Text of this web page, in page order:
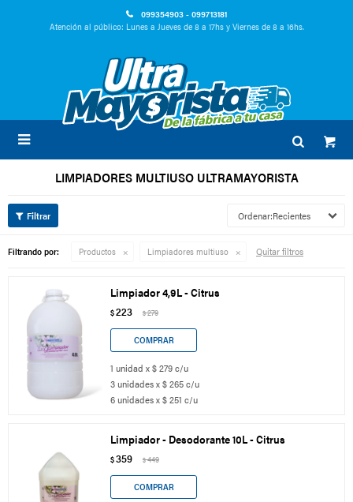
099354903 - 099713181
Atención al público: Lunes a Jueves de 8 a 17hs y Viernes de 8 a 16hs.

LIMPIADORES MULTIUSO ULTRAMAYORISTA
Recientes
Filtrando por: Productos Limpiadores multiuso Quitar filtros
Limpiador 4,9L - Citrus
$223 $279
1 unidad x $ 279 c/u
3 unidades x $ 265 c/u
6 unidades x $ 251 c/u
Limpiador - Desodorante 10L - Citrus
$359 $449